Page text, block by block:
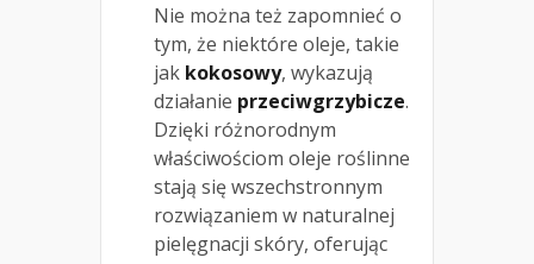
Nie można też zapomnieć o
tym, że niektóre oleje, takie
jak kokosowy, wykazują
działanie przeciwgrzybicze.
Dzięki różnorodnym
właściwościom oleje roślinne
stają się wszechstronnym
rozwiązaniem w naturalnej
pielęgnacji skóry, oferując